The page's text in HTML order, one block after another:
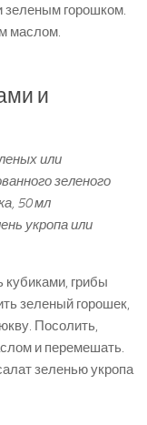
зеленым горошком.
маслом.
и
или
зеленого
50 мл
укропа или
кубиками, грибы
зеленый горошек,
Посолить,
и перемешать.
зеленью укропа